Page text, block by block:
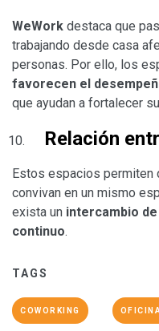
WeWork destaca que
trabajando desde casa
personas. Por ello, los
favorecen el
que ayudan a fortalecer
Relación
Estos espacios permiten
convivan en un mismo
exista un intercambio
continuo.
TAGS
COWORKING